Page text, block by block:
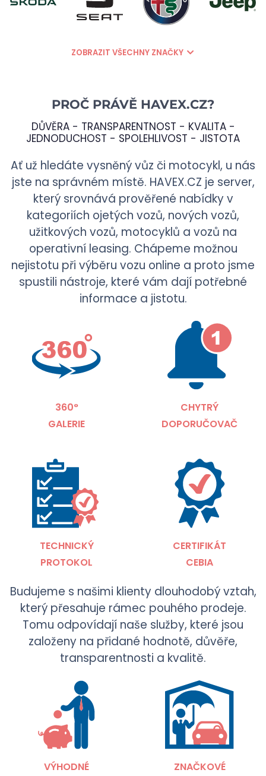
ZOBRAZIT VŠECHNY ZNAČKY
PROČ PRÁVĚ HAVEX.CZ?
DŮVĚRA - TRANSPARENTNOST - KVALITA -
JEDNODUCHOST - SPOLEHLIVOST - JISTOTA
Ať už hledáte vysněný vůz či motocykl, u nás
jste na správném místě. HAVEX.CZ je server,
který srovnává prověřené nabídky v
kategoriích ojetých vozů, nových vozů,
užitkových vozů, motocyklů a vozů na
operativní leasing. Chápeme možnou
nejistotu při výběru vozu online a proto jsme
spustili nástroje, které vám dají potřebné
informace a jistotu.
360°
GALERIE
CHYTRÝ
DOPORUČOVAČ
TECHNICKÝ
PROTOKOL
CERTIFIKÁT
CEBIA
Budujeme s našimi klienty dlouhodobý vztah,
který přesahuje rámec pouhého prodeje.
Tomu odpovídají naše služby, které jsou
založeny na přidané hodnotě, důvěře,
transparentnosti a kvalitě.
VÝHODNÉ
ZNAČKOVÉ